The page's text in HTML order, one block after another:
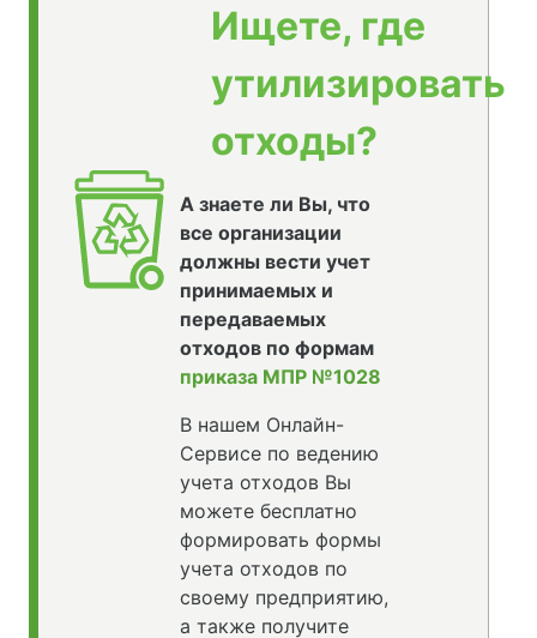
Ищете, где
утилизировать
отходы?
А знаете ли Вы, что
все организации
должны вести учет
принимаемых и
передаваемых
отходов по формам
приказа МПР №1028
В нашем Онлайн-
Сервисе по ведению
учета отходов Вы
можете бесплатно
формировать формы
учета отходов по
своему предприятию,
а также получите